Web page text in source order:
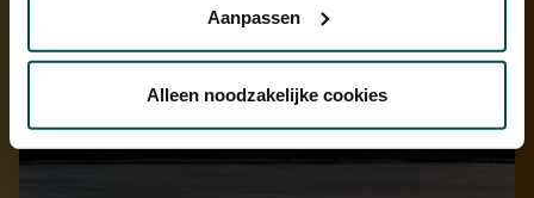
Via decookieverklaringop onze website kunt u uw
We werken samen met32 derdendie uw gegevens
Aanpassen
Alleen noodzakelijke cookies